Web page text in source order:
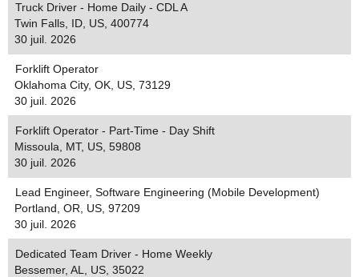
Truck Driver - Home Daily - CDL A
Twin Falls, ID, US, 400774
30 juil. 2026
Forklift Operator
Oklahoma City, OK, US, 73129
30 juil. 2026
Forklift Operator - Part-Time - Day Shift
Missoula, MT, US, 59808
30 juil. 2026
Lead Engineer, Software Engineering (Mobile Development)
Portland, OR, US, 97209
30 juil. 2026
Dedicated Team Driver - Home Weekly
Bessemer, AL, US, 35022